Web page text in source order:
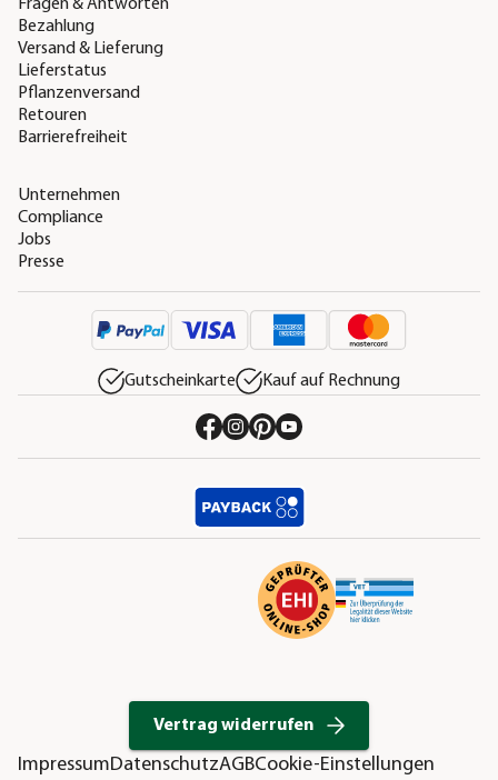
Fragen & Antworten
Bezahlung
Versand & Lieferung
Lieferstatus
Pflanzenversand
Retouren
Barrierefreiheit
Unternehmen
Compliance
Jobs
Presse
Gutscheinkarte Kauf auf Rechnung
Vertrag widerrufen
ImpressumDatenschutzAGBCookie-Einstellungen